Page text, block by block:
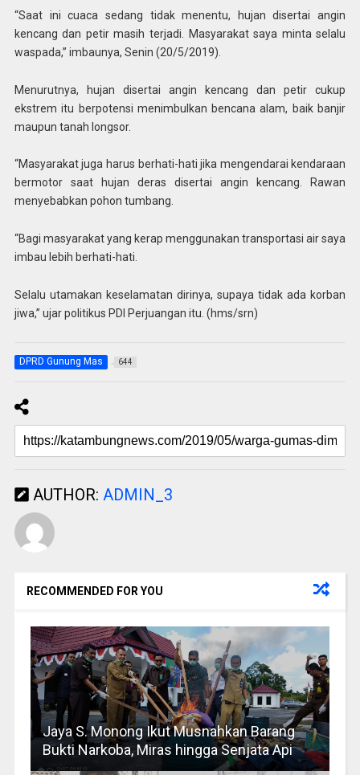
“Saat ini cuaca sedang tidak menentu, hujan disertai angin
kencang dan petir masih terjadi. Masyarakat saya minta selalu
waspada,” imbaunya, Senin (20/5/2019).
Menurutnya, hujan disertai angin kencang dan petir cukup
ekstrem itu berpotensi menimbulkan bencana alam, baik banjir
maupun tanah longsor.
“Masyarakat juga harus berhati-hati jika mengendarai kendaraan
bermotor saat hujan deras disertai angin kencang. Rawan
menyebabkan pohon tumbang.
“Bagi masyarakat yang kerap menggunakan transportasi air saya
imbau lebih berhati-hati.
Selalu utamakan keselamatan dirinya, supaya tidak ada korban
jiwa,” ujar politikus PDI Perjuangan itu. (hms/srn)
DPRD Gunung Mas 644
AUTHOR: ADMIN_3
RECOMMENDED FOR YOU
Jaya S. Monong Ikut Musnahkan Barang
Bukti Narkoba, Miras hingga Senjata Api